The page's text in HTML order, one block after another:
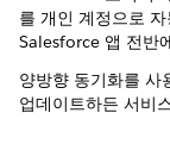
를 개인 계정으로
Salesforce 앱 전반
양방향 동기화를 사
업데이트하든 서비